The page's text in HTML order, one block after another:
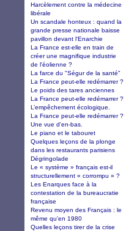
Harcèlement contre la médecine
libérale
Un scandale honteux : quand la
grande presse nationale baisse
pavillon devant l'Enarchie
La France est-elle en train de
créer une magnifique industrie
de l'éolienne ?
La farce du "Ségur de la santé"
La France peut-elle redémarrer ?
Le poids des tares anciennes
La France peut-elle redémarrer ?
L’empêchement écologique.
La France peut-elle redémarrer ?
Une vue d'en-bas.
Le piano et le tabouret
Quelques leçons de la plonge
dans les restaurants parisiens
Dégringolade
Le « système » français est-il
structurellement « corrompu » ?
Les Enarques face à la
contestation de la bureaucratie
française
Revenu moyen des Français : le
même qu'en 1980
Quelles leçons tirer de la crise